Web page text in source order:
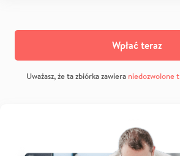
Wpłać teraz
Uważasz, że ta zbiórka zawiera niedozwolone